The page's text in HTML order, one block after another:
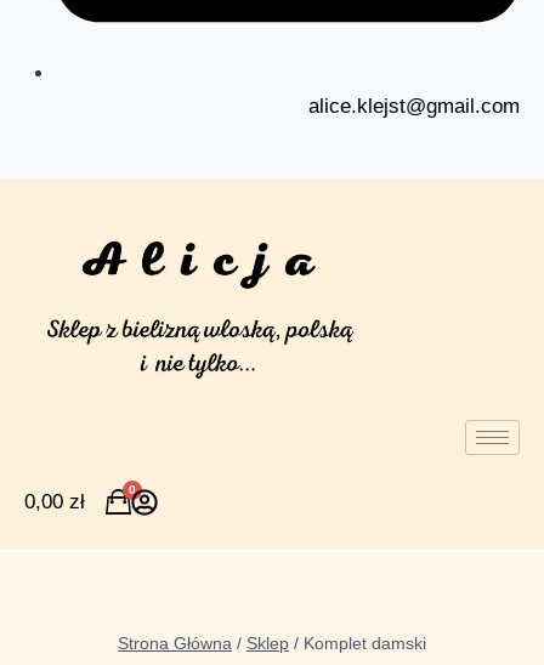
alice.klejst@gmail.com
0,00 zł
0
Strona Główna / Sklep / Komplet damski